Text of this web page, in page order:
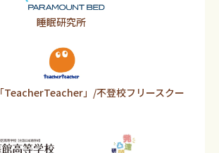
睡眠研究所
TeacherTeacher」/不登校フリースクー